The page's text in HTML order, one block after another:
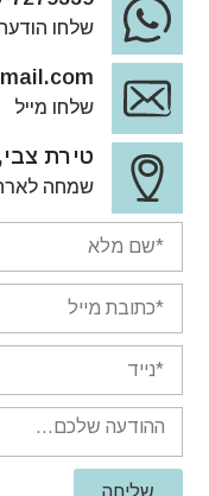
שלחו
שלחו מייל
טירת
שמחה
שליחה